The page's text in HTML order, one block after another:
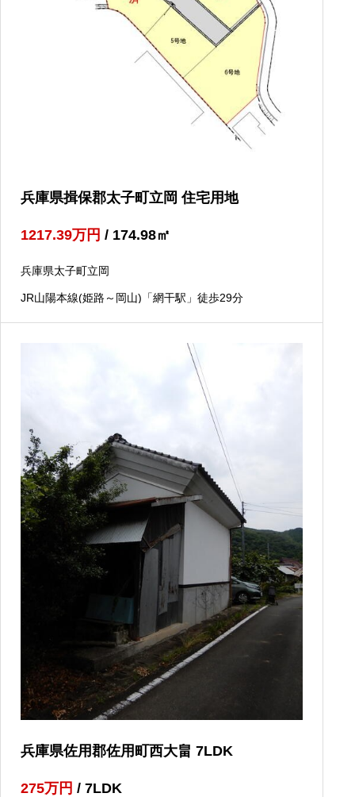
兵庫県揖保郡太子町立岡 住宅用地
1217.39万円 / 174.98㎡
兵庫県太子町立岡
JR山陽本線(姫路～岡山)「網干駅」徒歩29分
兵庫県佐用郡佐用町西大畠 7LDK
275万円 / 7LDK